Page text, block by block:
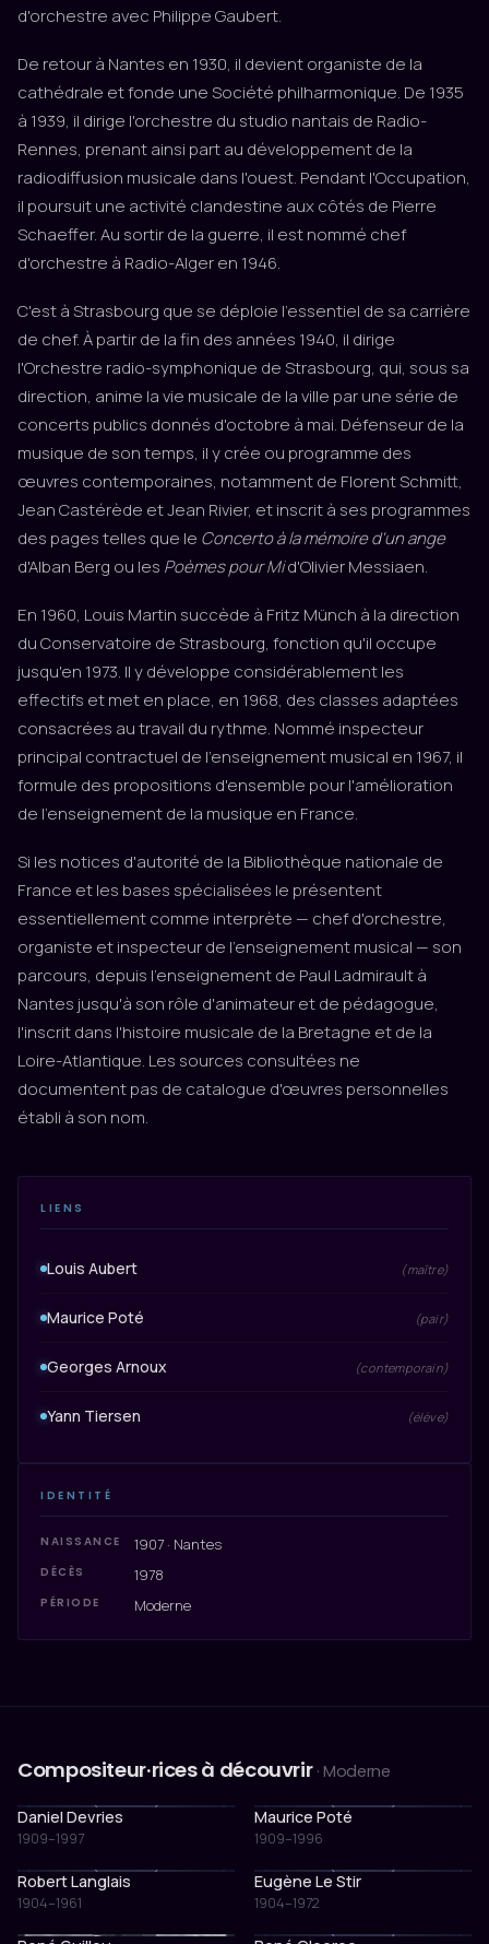
d'orchestre avec Philippe Gaubert.
De retour à Nantes en 1930, il devient organiste de la
cathédrale et fonde une Société philharmonique. De 1935
à 1939, il dirige l'orchestre du studio nantais de Radio-
Rennes, prenant ainsi part au développement de la
radiodiffusion musicale dans l'ouest. Pendant l'Occupation,
il poursuit une activité clandestine aux côtés de Pierre
Schaeffer. Au sortir de la guerre, il est nommé chef
d'orchestre à Radio-Alger en 1946.
C'est à Strasbourg que se déploie l'essentiel de sa carrière
de chef. À partir de la fin des années 1940, il dirige
l'Orchestre radio-symphonique de Strasbourg, qui, sous sa
direction, anime la vie musicale de la ville par une série de
concerts publics donnés d'octobre à mai. Défenseur de la
musique de son temps, il y crée ou programme des
œuvres contemporaines, notamment de Florent Schmitt,
Jean Castérède et Jean Rivier, et inscrit à ses programmes
des pages telles que le Concerto à la mémoire d'un ange
d'Alban Berg ou les Poèmes pour Mid'Olivier Messiaen.
En 1960, Louis Martin succède à Fritz Münch à la direction
du Conservatoire de Strasbourg, fonction qu'il occupe
jusqu'en 1973. Il y développe considérablement les
effectifs et met en place, en 1968, des classes adaptées
consacrées au travail du rythme. Nommé inspecteur
principal contractuel de l'enseignement musical en 1967, il
formule des propositions d'ensemble pour l'amélioration
de l'enseignement de la musique en France.
Si les notices d'autorité de la Bibliothèque nationale de
France et les bases spécialisées le présentent
essentiellement comme interprète — chef d'orchestre,
organiste et inspecteur de l'enseignement musical — son
parcours, depuis l'enseignement de Paul Ladmirault à
Nantes jusqu'à son rôle d'animateur et de pédagogue,
l'inscrit dans l'histoire musicale de la Bretagne et de la
Loire-Atlantique. Les sources consultées ne
documentent pas de catalogue d'œuvres personnelles
établi à son nom.
LIENS
Louis Aubert (maître)
Maurice Poté (pair)
Georges Arnoux (contemporain)
Yann Tiersen (élève)
IDENTITÉ
NAISSANCE 1907 · Nantes
DÉCÈS 1978
PÉRIODE Moderne
Compositeur·rices à découvrir · Moderne
Daniel Devries
1909–1997
Maurice Poté
1909–1996
Robert Langlais
1904–1961
Eugène Le Stir
1904–1972